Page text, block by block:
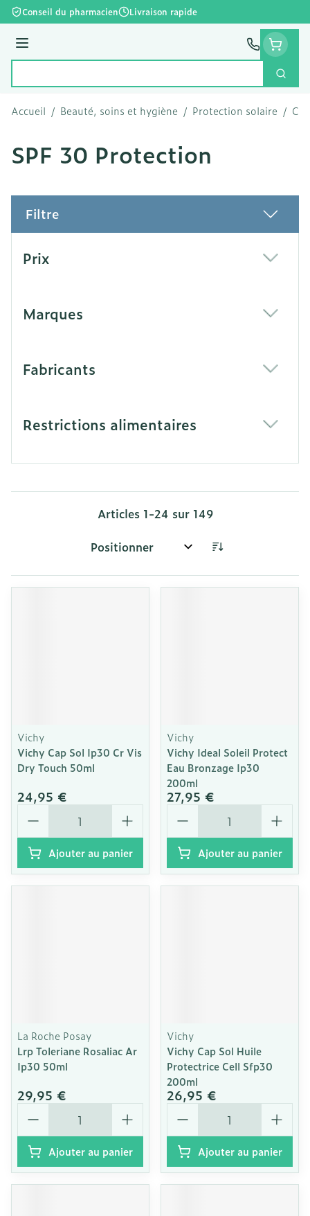
Aller au contenu
Conseil du pharmacien Livraison rapide
Menu
Accueil / Beauté, soins et hygiène / Protection solaire /
SPF 30 Protection
Filtre
Prix
Marques
Fabricants
Restrictions alimentaires
Articles 1-24 sur 149
Trier par:
Vichy
Vichy Cap Sol Ip30 Cr Vis
Dry Touch 50ml
24,95 €
Quantité
Ajouter au panier
Vichy
Vichy Ideal Soleil Protect
Eau Bronzage Ip30
200ml
27,95 €
Quantité
Ajouter au panier
La Roche Posay
Lrp Toleriane Rosaliac Ar
Ip30 50ml
29,95 €
Quantité
Ajouter au panier
Vichy
Vichy Cap Sol Huile
Protectrice Cell Sfp30
200ml
26,95 €
Quantité
Ajouter au panier